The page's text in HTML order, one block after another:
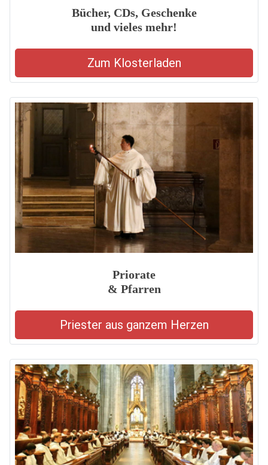
Bücher, CDs, Geschenke
und vieles mehr!
Zum Klosterladen
Priorate
& Pfarren
Priester aus ganzem Herzen